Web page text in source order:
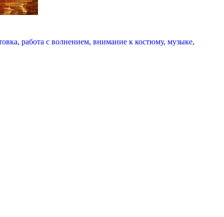
работа с волнением, внимание к костюму, музыке,